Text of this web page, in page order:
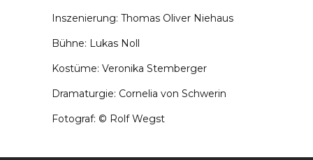
Inszenierung: Thomas Oliver Niehaus
Bühne: Lukas Noll
Kostüme: Veronika Stemberger
Dramaturgie: Cornelia von Schwerin
Fotograf: © Rolf Wegst